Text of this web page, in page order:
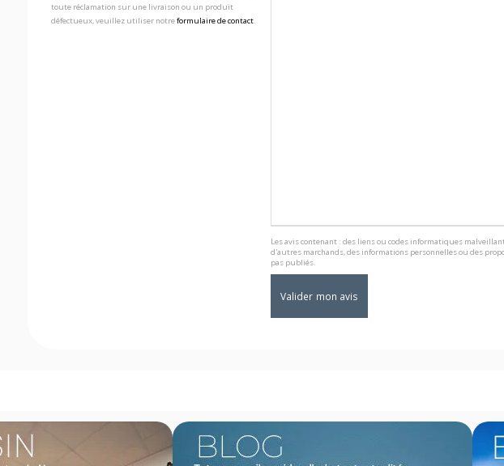
toute réclamation sur une livraison ou un produit
défectueux, veuillez utiliser notreformulaire de contact.
Les avis contenant : des liens ou codes informatiques
d'autres marchands, des informations personnelles ou des
pas publiés.